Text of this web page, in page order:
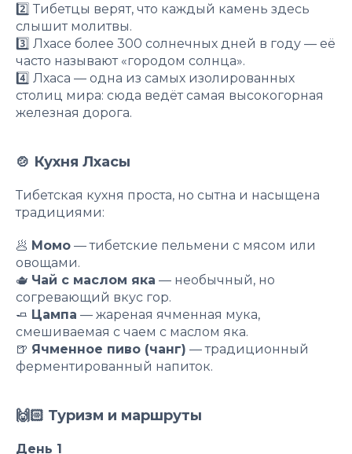
2️⃣ Тибетцы верят, что каждый камень здесь
слышит молитвы.
3️⃣ Лхасе более 300 солнечных дней в году — её
часто называют «городом солнца».
4️⃣ Лхаса — одна из самых изолированных
столиц мира: сюда ведёт самая высокогорная
железная дорога.
🍲 Кухня Лхасы
Тибетская кухня проста, но сытна и насыщена
традициями:
🥟 Момо — тибетские пельмени с мясом или
овощами.
🫖 Чай с маслом яка — необычный, но
согревающий вкус гор.
🧈 Цампа — жареная ячменная мука,
смешиваемая с чаем с маслом яка.
🍺 Ячменное пиво (чанг) — традиционный
ферментированный напиток.
🙌🏻 Туризм и маршруты
День 1